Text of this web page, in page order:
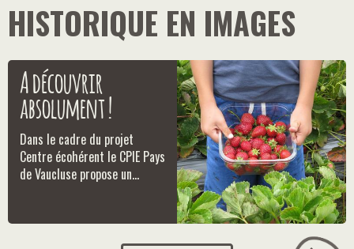
HISTORIQUE EN IMAGES
A découvrir
absolument !
Dans le cadre du projet
Centre écohérent le CPIE Pays
de Vaucluse propose un...